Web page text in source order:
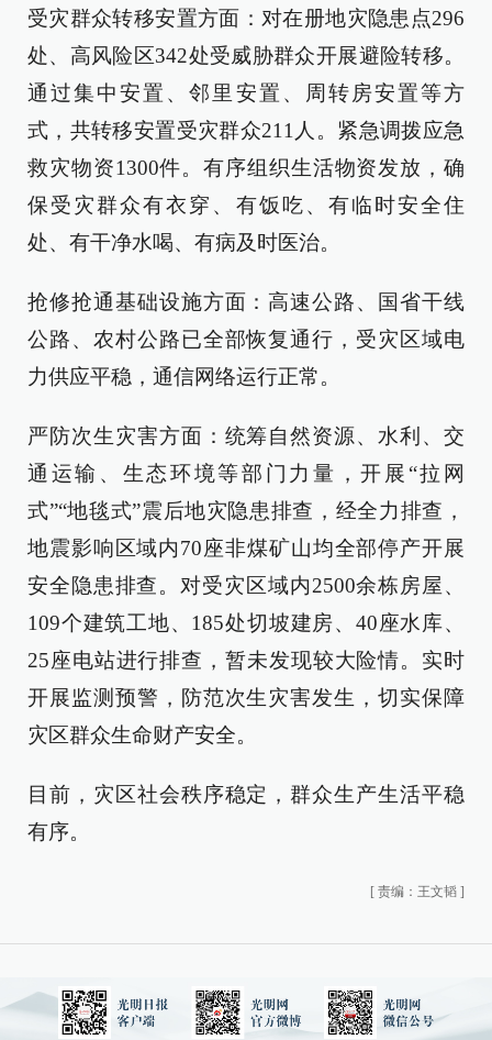
受灾群众转移安置方面：对在册地灾隐患点296
处、高风险区342处受威胁群众开展避险转移。
通过集中安置、邻里安置、周转房安置等方
式，共转移安置受灾群众211人。紧急调拨应急
救灾物资1300件。有序组织生活物资发放，确
保受灾群众有衣穿、有饭吃、有临时安全住
处、有干净水喝、有病及时医治。
抢修抢通基础设施方面：高速公路、国省干线
公路、农村公路已全部恢复通行，受灾区域电
力供应平稳，通信网络运行正常。
严防次生灾害方面：统筹自然资源、水利、交
通运输、生态环境等部门力量，开展“拉网
式”“地毯式”震后地灾隐患排查，经全力排查，
地震影响区域内70座非煤矿山均全部停产开展
安全隐患排查。对受灾区域内2500余栋房屋、
109个建筑工地、185处切坡建房、40座水库、
25座电站进行排查，暂未发现较大险情。实时
开展监测预警，防范次生灾害发生，切实保障
灾区群众生命财产安全。
目前，灾区社会秩序稳定，群众生产生活平稳
有序。
[ 责编：王文韬 ]